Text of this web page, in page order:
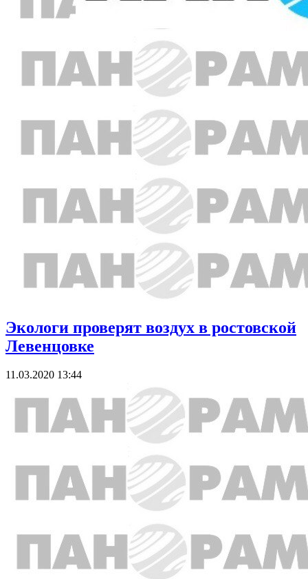
Экологи проверят воздух в ростовской
Левенцовке
11.03.2020 13:44